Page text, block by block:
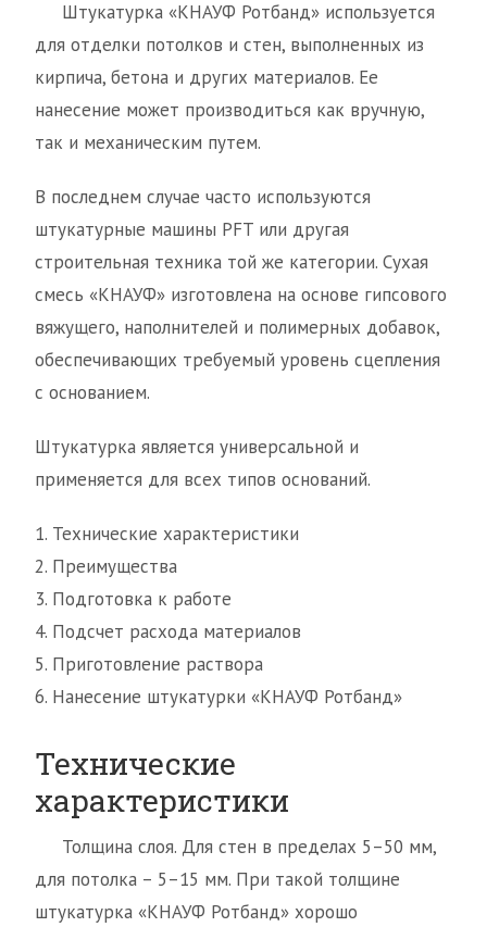
Штукатурка «КНАУФ Ротбанд» используется
для отделки потолков и стен, выполненных из
кирпича, бетона и других материалов. Ее
нанесение может производиться как вручную,
так и механическим путем.
В последнем случае часто используются
штукатурные машины PFT или другая
строительная техника той же категории. Сухая
смесь «КНАУФ» изготовлена на основе гипсового
вяжущего, наполнителей и полимерных добавок,
обеспечивающих требуемый уровень сцепления
с основанием.
Штукатурка является универсальной и
применяется для всех типов оснований.
1. Технические характеристики
2. Преимущества
3. Подготовка к работе
4. Подсчет расхода материалов
5. Приготовление раствора
6. Нанесение штукатурки «КНАУФ Ротбанд»
Технические
характеристики
Толщина слоя. Для стен в пределах 5–50 мм,
для потолка – 5–15 мм. При такой толщине
штукатурка «КНАУФ Ротбанд» хорошо